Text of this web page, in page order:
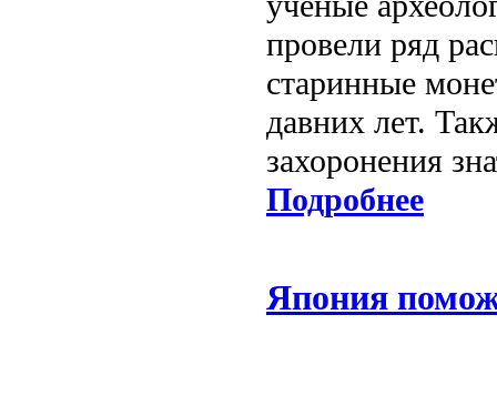
провели ряд
старинные
давних лет.
захоронения
Подробнее
Япония